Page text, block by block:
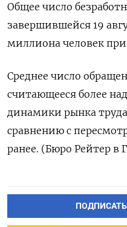
Общее число
завершившейся 19
миллиона человек
Среднее число
считающееся более
динамики рынка
сравнению с
ранее. (Бюро Рейтер в